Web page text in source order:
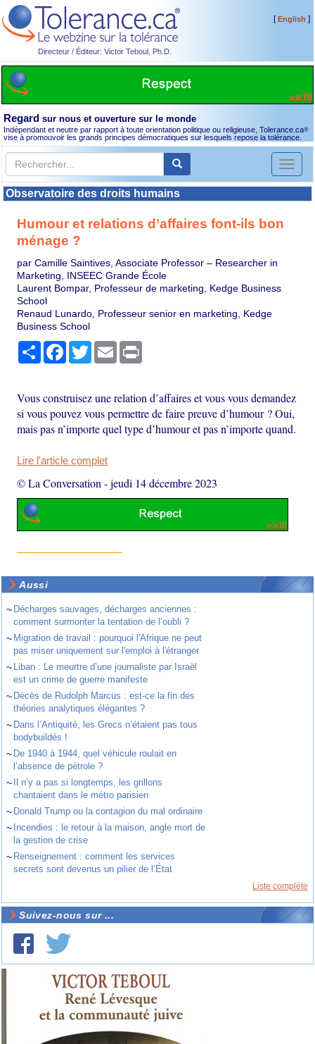
Directeur / Éditeur: Victor Teboul, Ph.D.
[English ]
Regard sur nous et ouverture sur le monde
Indépendant et neutre par rapport à toute orientation politique ou religieuse, Tolerance.ca®
vise à promouvoir les grands principes démocratiques sur lesquels repose la tolérance.
Toggle
Observatoire des droits humains
Humour et relations d’affaires font-ils bon
ménage ?
par Camille Saintives, Associate Professor – Researcher in
Marketing, INSEEC Grande École
Laurent Bompar, Professeur de marketing, Kedge Business
School
Renaud Lunardo, Professeur senior en marketing, Kedge
Business School
PartagerFacebook
TwitterEmail
Vous construisez une relation d’affaires et vous vous demandez
si vous pouvez vous permettre de faire preuve d’humour ? Oui,
mais pas n’importe quel type d’humour et pas n’importe quand.
Lire l'article complet
© La Conversation -jeudi 14 décembre 2023
Aussi
~ Décharges sauvages, décharges anciennes :
comment surmonter la tentation de l’oubli ?
~ Migration de travail : pourquoi l'Afrique ne peut
pas miser uniquement sur l'emploi à l'étranger
~ Liban : Le meurtre d’une journaliste par Israël
est un crime de guerre manifeste
~ Décès de Rudolph Marcus : est-ce la fin des
théories analytiques élégantes ?
~ Dans l’Antiquité, les Grecs n’étaient pas tous
bodybuildés !
~ De 1940 à 1944, quel véhicule roulait en
l’absence de pétrole ?
~
Il n’y a pas si longtemps, les grillons
chantaient dans le métro parisien
~ Donald Trump ou la contagion du mal ordinaire
~ Incendies : le retour à la maison, angle mort de
la gestion de crise
~ Renseignement : comment les services
secrets sont devenus un pilier de l’État
Liste complète
Suivez-nous sur ...